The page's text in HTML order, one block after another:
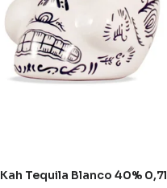
Kah Tequila Blanco 40% 0,7l